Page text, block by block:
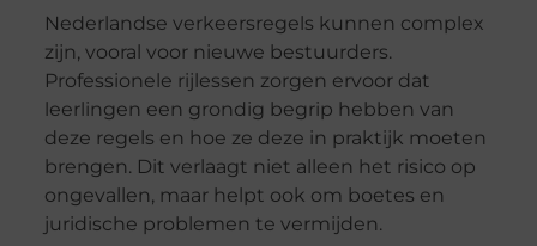
Nederlandse verkeersregels kunnen complex
zijn, vooral voor nieuwe bestuurders.
Professionele rijlessen zorgen ervoor dat
leerlingen een grondig begrip hebben van
deze regels en hoe ze deze in praktijk moeten
brengen. Dit verlaagt niet alleen het risico op
ongevallen, maar helpt ook om boetes en
juridische problemen te vermijden.